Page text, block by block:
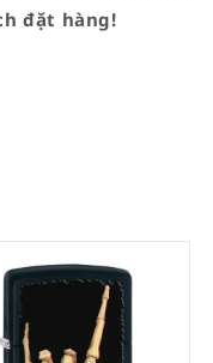
đặt hàng!